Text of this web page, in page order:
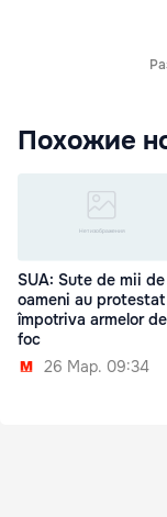
Похожие
SUA: Sute de mii de
oameni au protestat
împotriva armelor de
foc
26 Мар. 09:34